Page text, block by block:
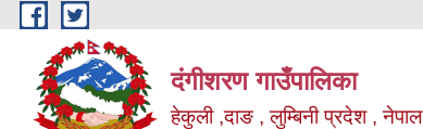
Skip to main content
दंगीशरण गाउँपालिका
हेकुली ,दाङ , लुम्बिनी प्रदेश , नेपाल